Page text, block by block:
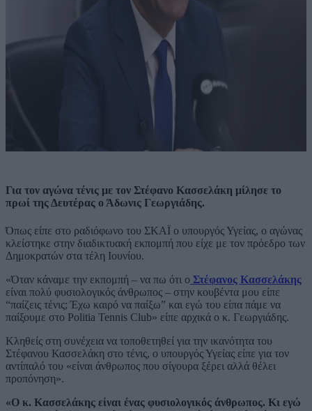
Για τον αγώνα τένις με τον Στέφανο Κασσελάκη μίλησε το
πρωί της Δευτέρας ο Άδωνις Γεωργιάδης.
Όπως είπε στο ραδιόφωνο του ΣΚΑΪ ο υπουργός Υγείας, ο αγώνας
κλείστηκε στην διαδικτυακή εκπομπή που είχε με τον πρόεδρο των
Δημοκρατών στα τέλη Ιουνίου.
«Όταν κάναμε την εκπομπή – να πω ότι ο Στέφανος Κασσελάκης
είναι πολύ φυσιολογικός άνθρωπος – στην κουβέντα μου είπε
“παίζεις τένις; Έχω καιρό να παίξω” και εγώ του είπα πάμε να
παίξουμε στο Politia Tennis Club» είπε αρχικά ο κ. Γεωργιάδης.
Κληθείς στη συνέχεια να τοποθετηθεί για την ικανότητα του
Στέφανου Κασσελάκη στο τένις, ο υπουργός Υγείας είπε για τον
αντίπαλό του «είναι άνθρωπος που σίγουρα ξέρει αλλά θέλει
προπόνηση».
«Ο κ. Κασσελάκης είναι ένας φυσιολογικός άνθρωπος. Κι εγώ